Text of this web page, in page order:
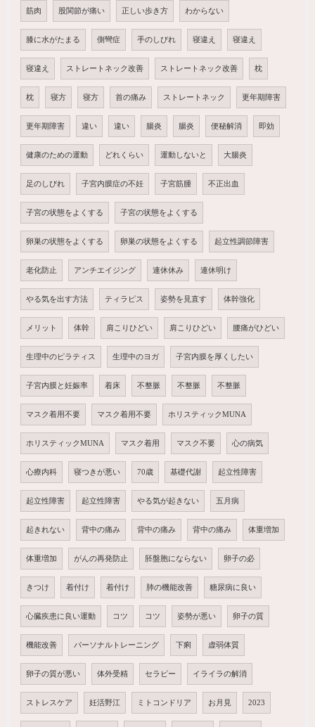
筋肉 股関節が痛い 正しい歩き方 わからない
膝に水がたまる 側彎症 手のしびれ 寝違え 寝違え
寝違え ストレートネック改善 ストレートネック改善 枕
枕 寝方 寝方 首の痛み ストレートネック 更年期障害
更年期障害 違い 違い 腸炎 腸炎 便秘解消 即効
健康のための運動 どれくらい 運動しないと 大腸炎
足のしびれ 子宮内膜症の不妊 子宮筋腫 不正出血
子宮の状態をよくする 子宮の状態をよくする
卵巣の状態をよくする 卵巣の状態をよくする 起立性調節障害
老化防止 アンチエイジング 連休休み 連休明け
やる気を出す方法 ティラピス 姿勢を見直す 体幹強化
メリット 体幹 肩こりひどい 肩こりひどい 腰痛がひどい
生理中のピラティス 生理中のヨガ 子宮内膜を厚くしたい
子宮内膜と妊娠率 着床 不整脈 不整脈 不整脈
マスク着用不要 マスク着用不要 ホリスティックMUNA
ホリスティックMUNA マスク着用 マスク不要 心の病気
心療内科 寝つきが悪い 70歳 基礎代謝 起立性障害
起立性障害 起立性障害 やる気が起きない 五月病
起きれない 背中の痛み 背中の痛み 背中の痛み 体重増加
体重増加 がんの再発防止 胚盤胞にならない 卵子の必
きつけ 着付け 着付け 肺の機能改善 糖尿病に良い
心臓疾患に良い運動 コツ コツ 姿勢が悪い 卵子の質
機能改善 パーソナルトレーニング 下痢 虚弱体質
卵子の質が悪い 体外受精 セラピー イライラの解消
ストレスケア 妊活野江 ミトコンドリア お月見 2023